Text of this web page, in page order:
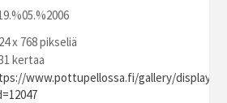
x 768 pikseliä
kertaa
www.pottupellossa.fi/gallery/